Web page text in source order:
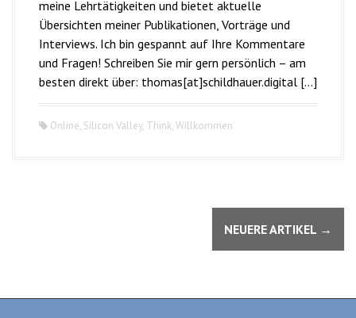
meine Lehrtätigkeiten und bietet aktuelle
Übersichten meiner Publikationen, Vorträge und
Interviews. Ich bin gespannt auf Ihre Kommentare
und Fragen! Schreiben Sie mir gern persönlich – am
besten direkt über: thomas[at]schildhauer.digital […]
Online, Silicon Valley, Think,Willkommen
NEUERE ARTIKEL →